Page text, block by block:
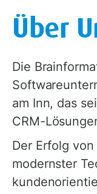
Über
Die
am Inn, das
CRM-
Der Erfolg
modernster